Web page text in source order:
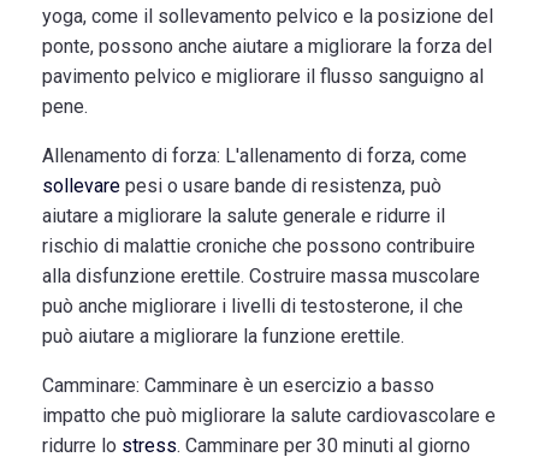
yoga, come il sollevamento pelvico e la posizione del
ponte, possono anche aiutare a migliorare la forza del
pavimento pelvico e migliorare il flusso sanguigno al
pene.
Allenamento di forza: L'allenamento di forza, come
sollevarepesi o usare bande di resistenza, può
aiutare a migliorare la salute generale e ridurre il
rischio di malattie croniche che possono contribuire
alla disfunzione erettile. Costruire massa muscolare
può anche migliorare i livelli di testosterone, il che
può aiutare a migliorare la funzione erettile.
Camminare: Camminare è un esercizio a basso
impatto che può migliorare la salute cardiovascolare e
ridurre lo stress. Camminare per 30 minuti al giorno